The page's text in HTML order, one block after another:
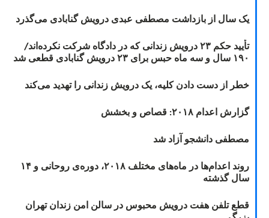
یک سال از بازداشت مصطفی عبدی درویش گنابادی می‌گذرد
تأیید حکم ۲۳ درویش زندانی که در دادگاه شرکت نکرده‌اند/
۱۹۰ سال و سه ماه حبس برای ۲۳ درویش گنابادی قطعی شد
خطر از دست دادن کلیه، یک درویش زندانی را تهدید می‌کند
گزارش اعدام ۲۰۱۸: قصاص و بخشش
مصطفی دانشجو آزاد شد
روند اعدام‌ها در ماه‌های مختلف ۲۰۱۸، دوره‌ی روحانی و ۱۴
سال گذشته
قطع تلفن هفت درویش محبوس در سالن امن زندان تهران